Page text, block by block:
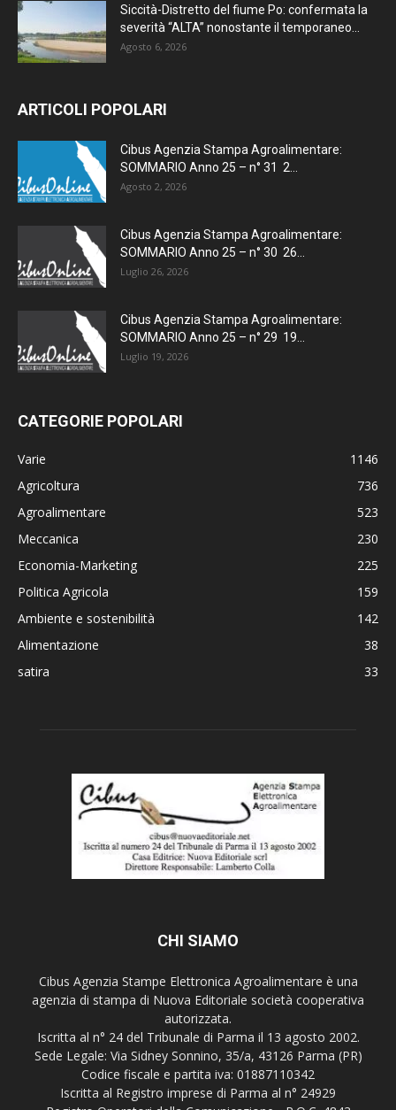
Siccità-Distretto del fiume Po: confermata la
severità “ALTA” nonostante il temporaneo...
Agosto 6, 2026
ARTICOLI POPOLARI
Cibus Agenzia Stampa Agroalimentare:
SOMMARIO Anno 25 – n° 31 2...
Agosto 2, 2026
Cibus Agenzia Stampa Agroalimentare:
SOMMARIO Anno 25 – n° 30 26...
Luglio 26, 2026
Cibus Agenzia Stampa Agroalimentare:
SOMMARIO Anno 25 – n° 29 19...
Luglio 19, 2026
CATEGORIE POPOLARI
Varie
1146
Agricoltura
736
Agroalimentare
523
Meccanica
230
Economia-Marketing
225
Politica Agricola
159
Ambiente e sostenibilità
142
Alimentazione
38
satira
33
CHI SIAMO
Cibus Agenzia Stampe Elettronica Agroalimentare è una
agenzia di stampa di Nuova Editoriale società cooperativa
autorizzata.
Iscritta al n° 24 del Tribunale di Parma il 13 agosto 2002.
Sede Legale: Via Sidney Sonnino, 35/a, 43126 Parma (PR)
Codice fiscale e partita iva: 01887110342
Iscritta al Registro imprese di Parma al n° 24929